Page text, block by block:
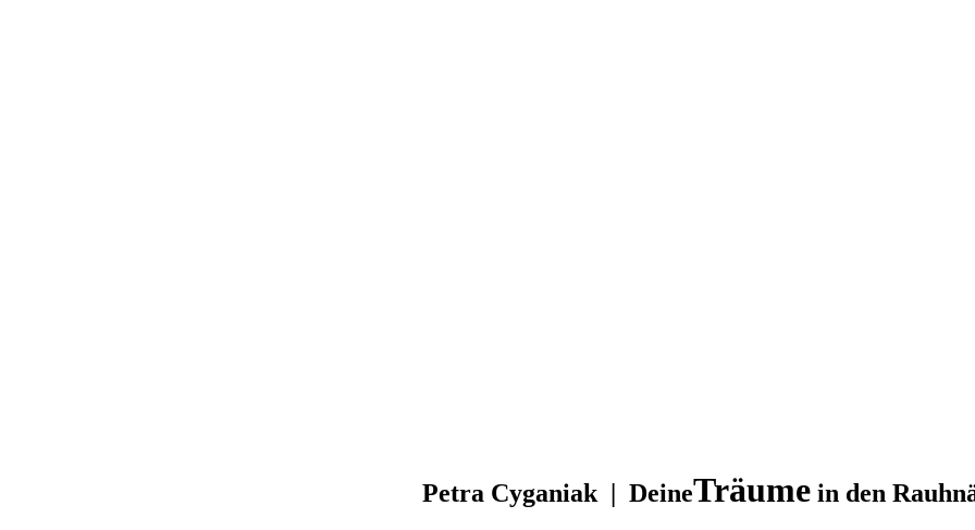
Petra Cyganiak | DeineTräume in den